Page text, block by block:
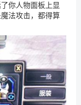
你人物面板上显
法攻击，都得算